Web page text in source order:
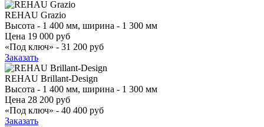
REHAU Grazio
Высота - 1 400 мм, ширина - 1 300 мм
Цена 19 000 руб
«Под ключ» - 31 200 руб
Заказать
REHAU Brillant-Design
Высота - 1 400 мм, ширина - 1 300 мм
Цена 28 200 руб
«Под ключ» - 40 400 руб
Заказать